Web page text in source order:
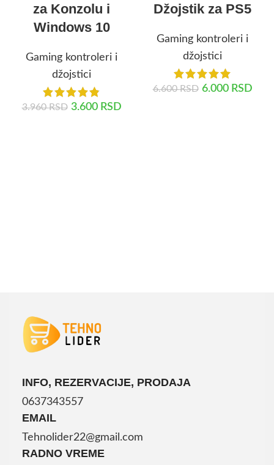
za Konzolu i
Windows 10
Gaming kontroleri i
džojstici
3.960RSD 3.600 RSD
Džojstik za PS5
Gaming kontroleri i
džojstici
6.600RSD 6.000 RSD
INFO, REZERVACIJE, PRODAJA
0637343557
EMAIL
Tehnolider22@gmail.com
RADNO VREME